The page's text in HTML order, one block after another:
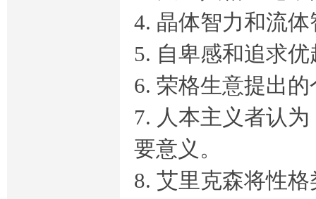
4. 晶体智力和流
5. 自卑感和追求
6. 荣格生意提出
7. 人本主义者认
要意义。
8. 艾里克森将性